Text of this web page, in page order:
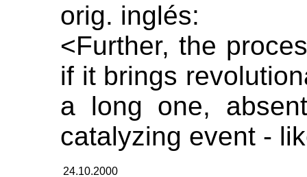
orig. inglés:
<Further, the
if it brings
a long one,
catalyzing event -
24.10.2000